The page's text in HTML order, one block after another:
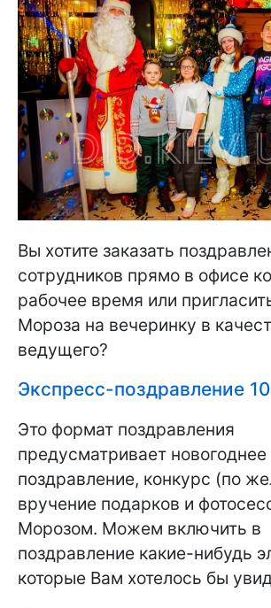
Вы хотите заказать
сотрудников прямо в офисе
рабочее время или
Мороза на вечеринку в
ведущего?
Экспресс-поздравление
Это формат поздравления
предусматривает новогоднее
поздравление, конкурс (по
вручение подарков и
Морозом. Можем включить в
поздравление какие-нибудь
которые Вам хотелось бы